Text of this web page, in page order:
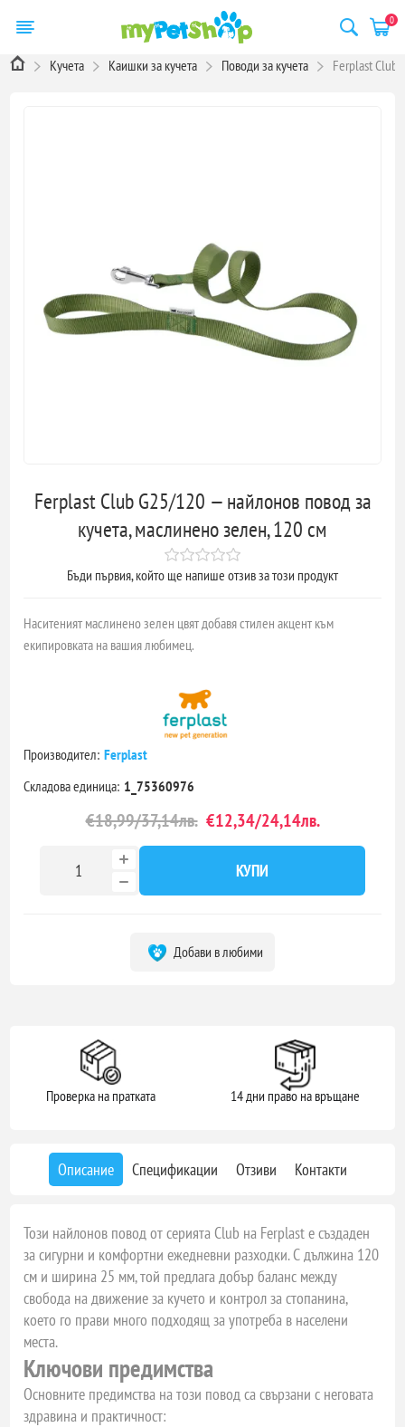
0
Кучета Каишки за кучета Поводи за кучета Ferplast Club
Ferplast Club G25/120 — найлонов повод за
кучета, маслинено зелен, 120 см
Бъди първия, който ще напише отзив за този продукт
Наситеният маслинено зелен цвят добавя стилен акцент към
екипировката на вашия любимец.
Производител: Ferplast
Складова единица: 1_75360976
€18,99/37,14лв. €12,34/24,14лв.
КУПИ
Добави в любими
Проверка на пратката 14 дни право на връщане
Описание Спецификации Отзиви Контакти
Този найлонов повод от серията Club на Ferplast е създаден
за сигурни и комфортни ежедневни разходки. С дължина 120
см и ширина 25 мм, той предлага добър баланс между
свобода на движение за кучето и контрол за стопанина,
което го прави много подходящ за употреба в населени
места.
Ключови предимства
Основните предимства на този повод са свързани с неговата
здравина и практичност: